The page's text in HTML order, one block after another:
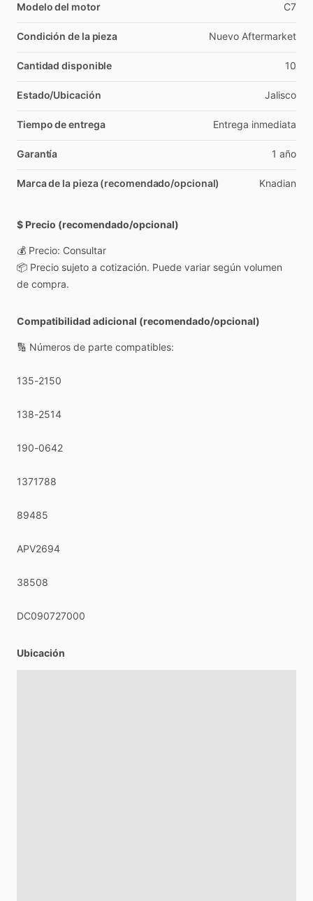
Modelo del motor C7
Condición de la pieza Nuevo Aftermarket
Cantidad disponible 10
Estado/Ubicación Jalisco
Tiempo de entrega Entrega inmediata
Garantía 1 año
Marca de la pieza (recomendado/opcional) Knadian
$ Precio (recomendado/opcional)
💰 Precio: Consultar
📦 Precio sujeto a cotización. Puede variar según volumen
de compra.
Compatibilidad adicional (recomendado/opcional)
🔢 Números de parte compatibles:
135-2150
138-2514
190-0642
1371788
89485
APV2694
38508
DC090727000
Ubicación